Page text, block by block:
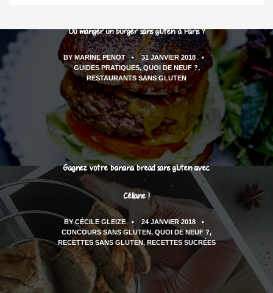
Où manger un burger sans gluten à Paris ?
BY MARINE PENOT
31 JANVIER 2018
GUIDES PRATIQUES, QUOI DE NEUF ?,
RESTAURANTS SANS GLUTEN
Gagnez votre banana bread sans gluten avec
Céliane !
BYCÉCILE GLEIZE
24 JANVIER 2018
CONCOURS SANS GLUTEN, QUOI DE NEUF ?,
RECETTES SANS GLUTEN, RECETTES SUCRÉES